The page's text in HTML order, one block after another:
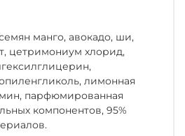
манго, авокадо, ши,
цетримониум хлорид,
лимонная
парфюмированная
компонентов, 95%